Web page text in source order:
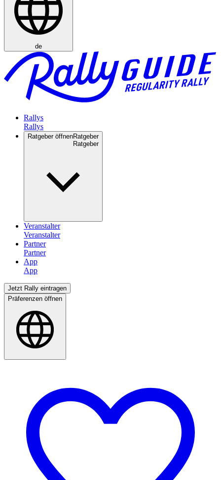
de
Rallys
Ratgeber öffnenRatgeber
Veranstalter
Partner
App
Jetzt Rally eintragen
Präferenzen öffnen